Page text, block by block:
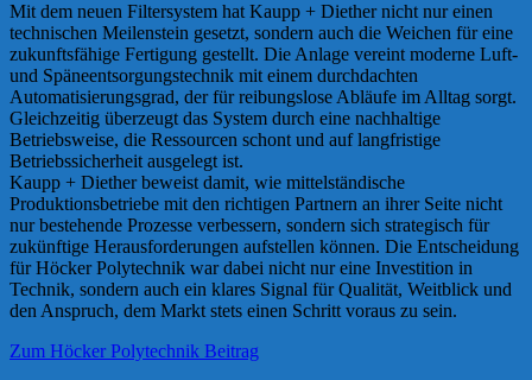
Mit dem neuen Filtersystem hat Kaupp + Diether nicht nur einen
technischen Meilenstein gesetzt, sondern auch die Weichen für eine
zukunftsfähige Fertigung gestellt. Die Anlage vereint moderne Luft-
und Späneentsorgungstechnik mit einem durchdachten
Automatisierungsgrad, der für reibungslose Abläufe im Alltag sorgt.
Gleichzeitig überzeugt das System durch eine nachhaltige
Betriebsweise, die Ressourcen schont und auf langfristige
Betriebssicherheit ausgelegt ist.
Kaupp + Diether beweist damit, wie mittelständische
Produktionsbetriebe mit den richtigen Partnern an ihrer Seite nicht
nur bestehende Prozesse verbessern, sondern sich strategisch für
zukünftige Herausforderungen aufstellen können. Die Entscheidung
für Höcker Polytechnik war dabei nicht nur eine Investition in
Technik, sondern auch ein klares Signal für Qualität, Weitblick und
den Anspruch, dem Markt stets einen Schritt voraus zu sein.
Zum Höcker Polytechnik Beitrag